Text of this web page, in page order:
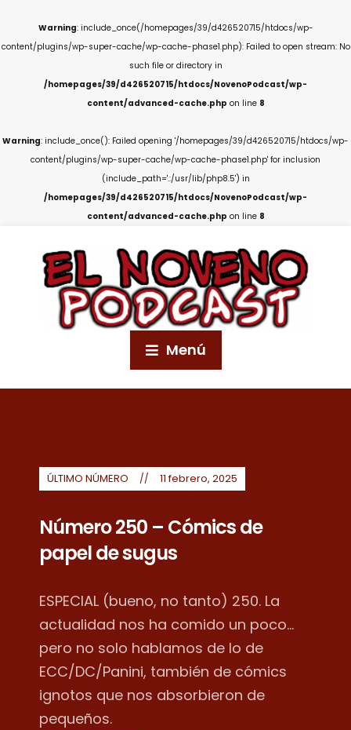
Warning: include_once(/homepages/39/d426520715/htdocs/wp-
content/plugins/wp-super-cache/wp-cache-phase1.php): Failed to open stream: No
such file or directory in
/homepages/39/d426520715/htdocs/NovenoPodcast/wp-
content/advanced-cache.php on line 8
Warning: include_once(): Failed opening '/homepages/39/d426520715/htdocs/wp-
content/plugins/wp-super-cache/wp-cache-phase1.php' for inclusion
(include_path='.:/usr/lib/php8.5') in
/homepages/39/d426520715/htdocs/NovenoPodcast/wp-
content/advanced-cache.php on line 8
Menú
ÚLTIMO NÚMERO 11 febrero, 2025
Número 250 – Cómics de
papel de sugus
ESPECIAL (bueno, no tanto) 250. La
actualidad nos ha comido un poco...
pero no solo hablamos de lo de
ECC/DC/Panini, también de cómics
ignotos que nos absorbieron de
pequeños.